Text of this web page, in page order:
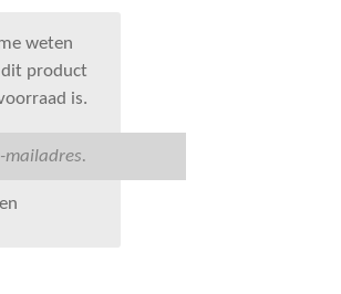
weten
product
is.